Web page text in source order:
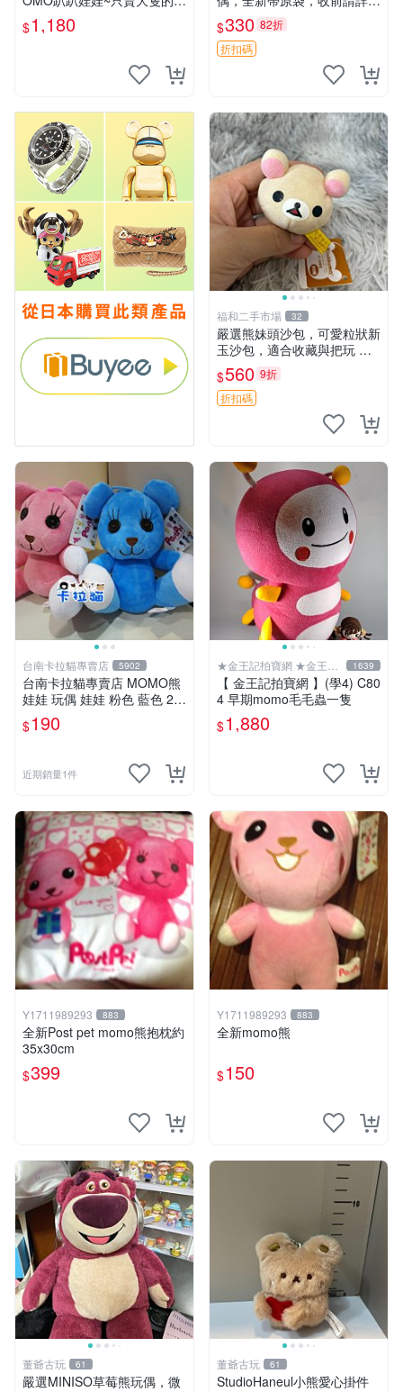
號~單隻價～生日禮物
$1,180
收物須知。非偏遠地區同城可
取。 膽大黨 Q版 陳冠希 妙Q
玩偶
$330 82折
折扣碼
福和二手市場 32
嚴選熊妹頭沙包，可愛粒狀新
玉沙包，適合收藏與把玩 熊
妹 沙包 玉石
$560 9折
折扣碼
台南卡拉貓專賣店 5902
台南卡拉貓專賣店 MOMO熊
娃娃 玩偶 娃娃 粉色 藍色 2色
分售
$190
近期銷量1件
★金王記拍寶網 ★金王記
拍寶趣
1639
【 金王記拍寶網 】(學4) C80
4 早期momo毛毛蟲一隻
$1,880
Y1711989293 883
全新Post pet momo熊抱枕約
35x30cm
$399
Y1711989293 883
全新momo熊
$150
董爺古玩 61
嚴選MINISO草莓熊玩偶，微
董爺古玩 61
StudioHaneul小熊愛心掛件